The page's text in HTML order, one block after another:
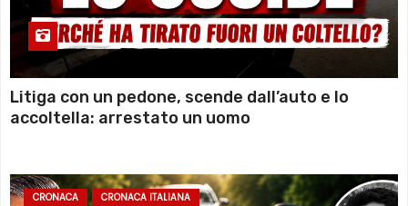
Litiga con un pedone, scende dall’auto e lo
accoltella: arrestato un uomo
CRONACA CRONACA ITALIANA